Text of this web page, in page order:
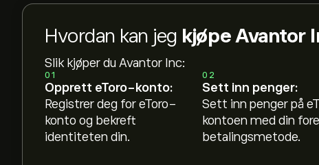
Hvordan kan jeg kjøpe Avantor
Slik kjøper du Avantor Inc:
01
Opprett eToro-konto:
Registrer deg for eToro-
konto og bekreft
identiteten din.
02
Sett inn penger:
Sett inn penger på
kontoen med din
betalingsmetode.